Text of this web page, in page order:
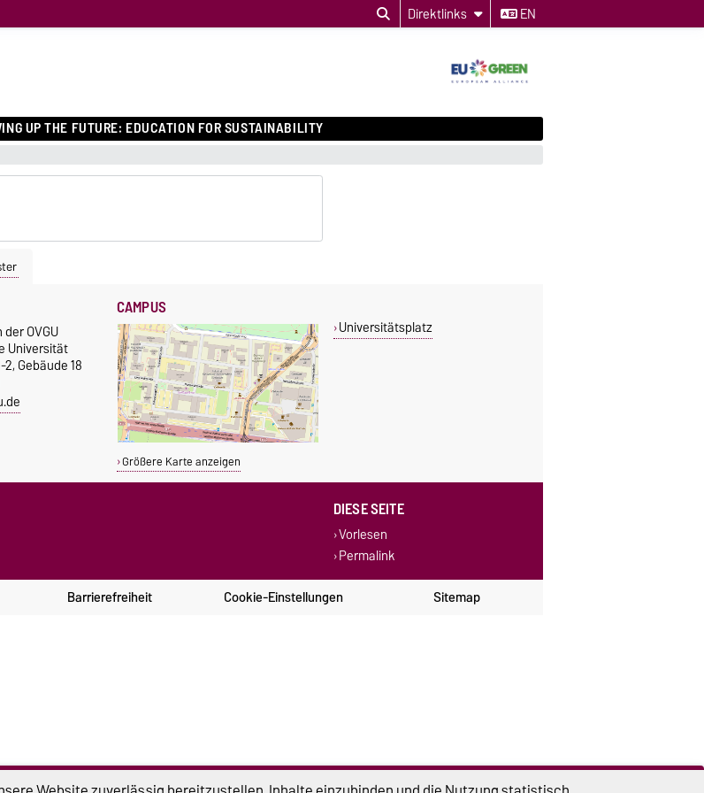
Direktlinks EN
UP THE FUTURE: EDUCATION FOR SUSTAINABILITY
der OVGU
Universität
Gebäude 18
CAMPUS
Größere Karte anzeigen
Universitätsplatz
DIESE SEITE
Vorlesen
Permalink
Barrierefreiheit Cookie-Einstellungen Sitemap